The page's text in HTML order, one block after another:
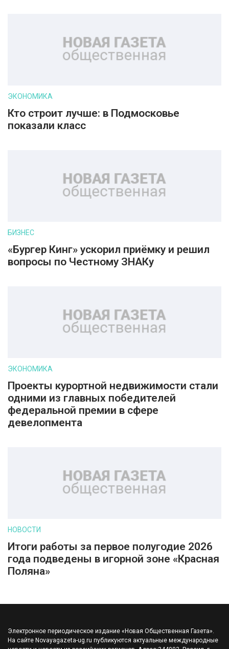
ЭКОНОМИКА
Кто строит лучше: в Подмосковье
показали класс
БИЗНЕС
«Бургер Кинг» ускорил приёмку и решил
вопросы по Честному ЗНАКу
ЭКОНОМИКА
Проекты курортной недвижимости стали
одними из главных победителей
федеральной премии в сфере
девелопмента
НОВОСТИ
Итоги работы за первое полугодие 2026
года подведены в игорной зоне «Красная
Поляна»
Электронное периодическое издание «Новая Общественная Газета».
На сайте Novayagazeta-ug.ru публикуются актуальные международные